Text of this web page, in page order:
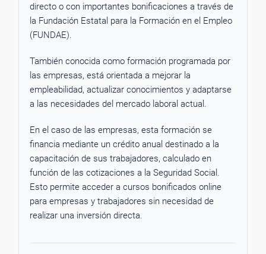
directo o con importantes bonificaciones a través de
la Fundación Estatal para la Formación en el Empleo
(FUNDAE).
También conocida como formación programada por
las empresas, está orientada a mejorar la
empleabilidad, actualizar conocimientos y adaptarse
a las necesidades del mercado laboral actual.
En el caso de las empresas, esta formación se
financia mediante un crédito anual destinado a la
capacitación de sus trabajadores, calculado en
función de las cotizaciones a la Seguridad Social.
Esto permite acceder a cursos bonificados online
para empresas y trabajadores sin necesidad de
realizar una inversión directa.